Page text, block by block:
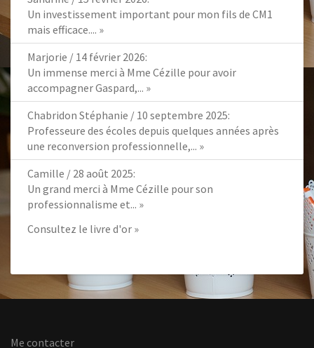
Un investissement important pour mon fils de CM1
mais efficace.... »
Marjorie / 14 février 2026:
Un immense merci à Mme Cézille pour avoir
accompagner Gaspard,... »
Chabridon Stéphanie / 10 septembre 2025:
Professeure des écoles depuis quelques années après
une reconversion professionnelle,... »
Camille / 28 août 2025:
Un grand merci à Mme Cézille pour son
professionnalisme et... »
Consultez le livre d'or »
Me contacter